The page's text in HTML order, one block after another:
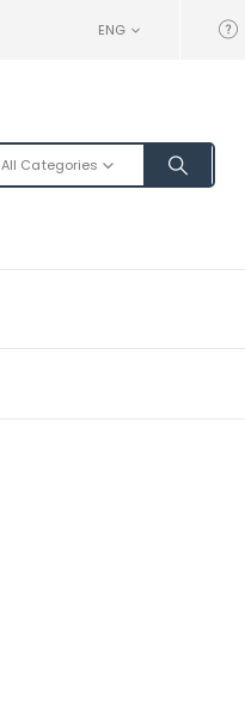
ENG
All Categories